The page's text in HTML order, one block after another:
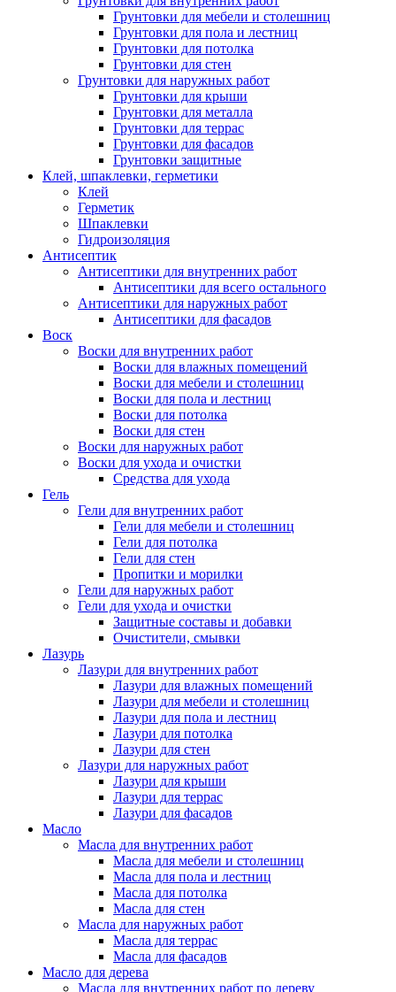
Грунтовки для мебели и столешниц
Грунтовки для пола и лестниц
Грунтовки для потолка
Грунтовки для стен
Грунтовки для наружных работ
Грунтовки для крыши
Грунтовки для металла
Грунтовки для террас
Грунтовки для фасадов
Грунтовки защитные
Клей, шпаклевки, герметики
Клей
Герметик
Шпаклевки
Гидроизоляция
Антисептик
Антисептики для внутренних работ
Антисептики для всего остального
Антисептики для наружных работ
Антисептики для фасадов
Воск
Воски для внутренних работ
Воски для влажных помещений
Воски для мебели и столешниц
Воски для пола и лестниц
Воски для потолка
Воски для стен
Воски для наружных работ
Воски для ухода и очистки
Средства для ухода
Гель
Гели для внутренних работ
Гели для мебели и столешниц
Гели для потолка
Гели для стен
Пропитки и морилки
Гели для наружных работ
Гели для ухода и очистки
Защитные составы и добавки
Очистители, смывки
Лазурь
Лазури для внутренних работ
Лазури для влажных помещений
Лазури для мебели и столешниц
Лазури для пола и лестниц
Лазури для потолка
Лазури для стен
Лазури для наружных работ
Лазури для крыши
Лазури для террас
Лазури для фасадов
Масло
Масла для внутренних работ
Масла для мебели и столешниц
Масла для пола и лестниц
Масла для потолка
Масла для стен
Масла для наружных работ
Масла для террас
Масла для фасадов
Масло для дерева
Масла для внутренних работ по дереву